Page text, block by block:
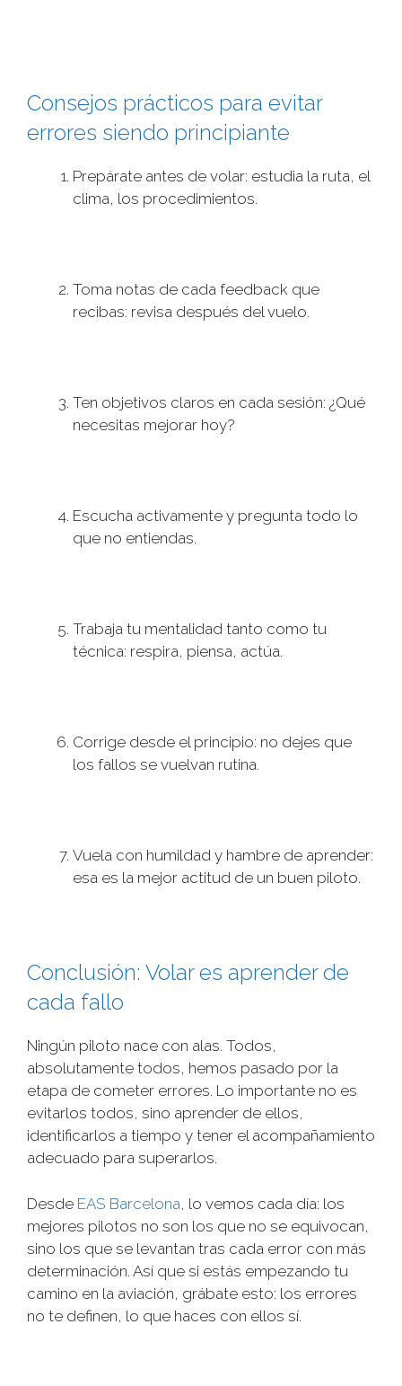
Consejos prácticos para evitar
errores siendo principiante
Prepárate antes de volar: estudia la ruta, el
clima, los procedimientos.
Toma notas de cada feedback que
recibas: revisa después del vuelo.
Ten objetivos claros en cada sesión: ¿Qué
necesitas mejorar hoy?
Escucha activamente y pregunta todo lo
que no entiendas.
Trabaja tu mentalidad tanto como tu
técnica: respira, piensa, actúa.
Corrige desde el principio: no dejes que
los fallos se vuelvan rutina.
Vuela con humildad y hambre de aprender:
esa es la mejor actitud de un buen piloto.
Conclusión: Volar es aprender de
cada fallo
Ningún piloto nace con alas. Todos,
absolutamente todos, hemos pasado por la
etapa de cometer errores. Lo importante no es
evitarlos todos, sino aprender de ellos,
identificarlos a tiempo y tener el acompañamiento
adecuado para superarlos.
Desde EAS Barcelona, lo vemos cada día: los
mejores pilotos no son los que no se equivocan,
sino los que se levantan tras cada error con más
determinación. Así que si estás empezando tu
camino en la aviación, grábate esto: los errores
no te definen, lo que haces con ellos sí.